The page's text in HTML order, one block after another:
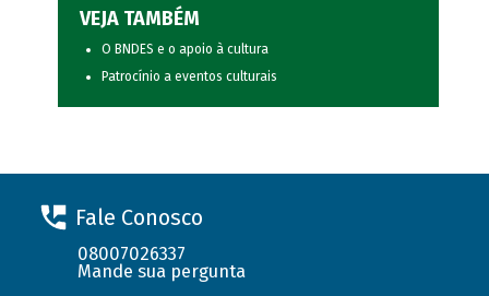
VEJA TAMBÉM
O BNDES e o apoio à cultura
Patrocínio a eventos culturais
Fale Conosco
08007026337
Mande sua pergunta